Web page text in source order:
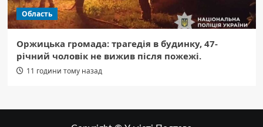
Область
Оржицька громада: трагедія в будинку, 47-
річний чоловік не вижив після пожежі.
11 години тому назад